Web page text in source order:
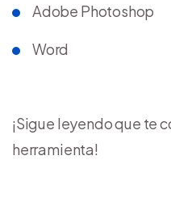
Adobe Photoshop
Word
¡Sigue leyendo que te
herramienta!